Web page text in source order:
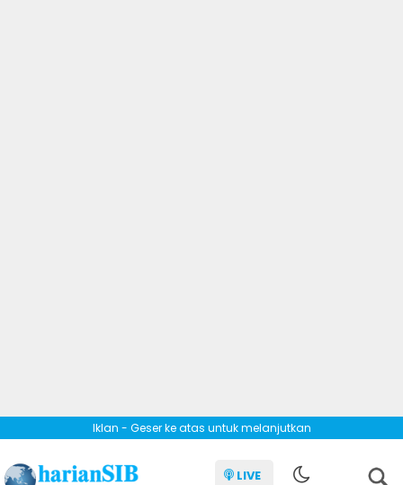
Iklan - Geser ke atas untuk melanjutkan
LIVE